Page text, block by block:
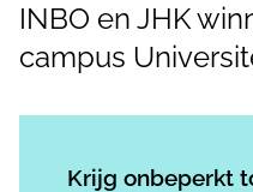
INBO en JHK
campus
Krijg onbeperkt